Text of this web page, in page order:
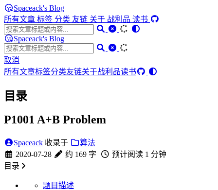
Spaceack's Blog
所有文章 标签 分类 友链 关于 战利品 读书
Spaceack's Blog
取消
所有文章标签分类友链关于战利品读书
目录
P1001 A+B Problem
Spaceack 收录于
算法
2020-07-28
约 169 字
预计阅读 1 分钟
目录
题目描述